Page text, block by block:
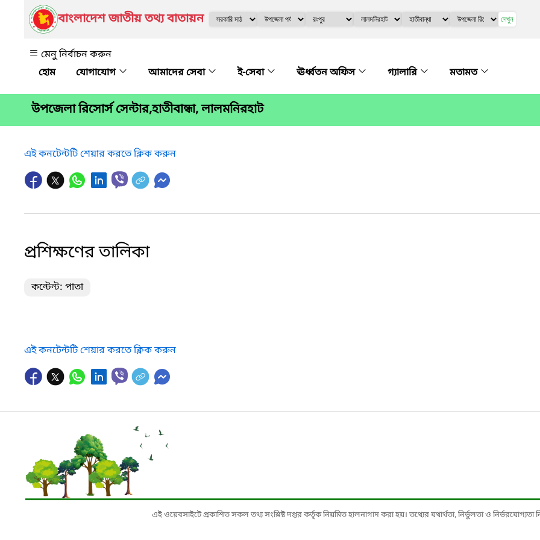
বাংলাদেশ জাতীয় তথ্য বাতায়ন দেখুন
মেনু নির্বাচন করুন
যোগাযোগ
আমাদের সেবা ই-সেবা ঊর্ধ্বতন অফিস গ্যালারি মতামত
উপজেলা রিসোর্স সেন্টার,হাতীবান্ধা, লালমনিরহাট
এই কনটেন্টটি শেয়ার করতে ক্লিক করুন
প্রশিক্ষণের তালিকা
কন্টেন্ট: পাতা
এই কনটেন্টটি শেয়ার করতে ক্লিক করুন
এই ওয়েবসাইটে প্রকাশিত সকল তথ্য সংশ্লিষ্ট দপ্তর কর্তৃক নিয়মিত হালনাগাদ করা হয়। তথ্যের যথার্থতা, নির্ভুলতা ও নির্ভরযোগ্যতা